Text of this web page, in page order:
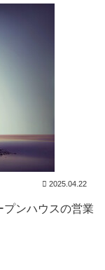
2025.04.22
プンハウスの営業